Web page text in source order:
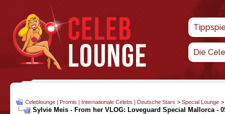
Die
Celeblounge | Promis | Internationale Celebs | Deutsche Stars > Special Lounge >
Sylvie Meis - From her VLOG: Loveguard Special Mallorca -